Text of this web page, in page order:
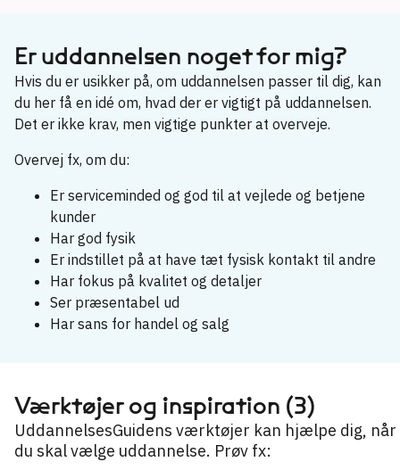
Spa- og Wellnessbehandler
Er uddannelsen noget for mig?
Hvis du er usikker på, om uddannelsen passer til dig, kan
du her få en idé om, hvad der er vigtigt på uddannelsen.
Det er ikke krav, men vigtige punkter at overveje.
Overvej fx, om du:
Er serviceminded og god til at vejlede og betjene
kunder
Har god fysik
Er indstillet på at have tæt fysisk kontakt til andre
Har fokus på kvalitet og detaljer
Ser præsentabel ud
Har sans for handel og salg
Værktøjer og inspiration (3)
UddannelsesGuidens værktøjer kan hjælpe dig, når
du skal vælge uddannelse. Prøv fx: